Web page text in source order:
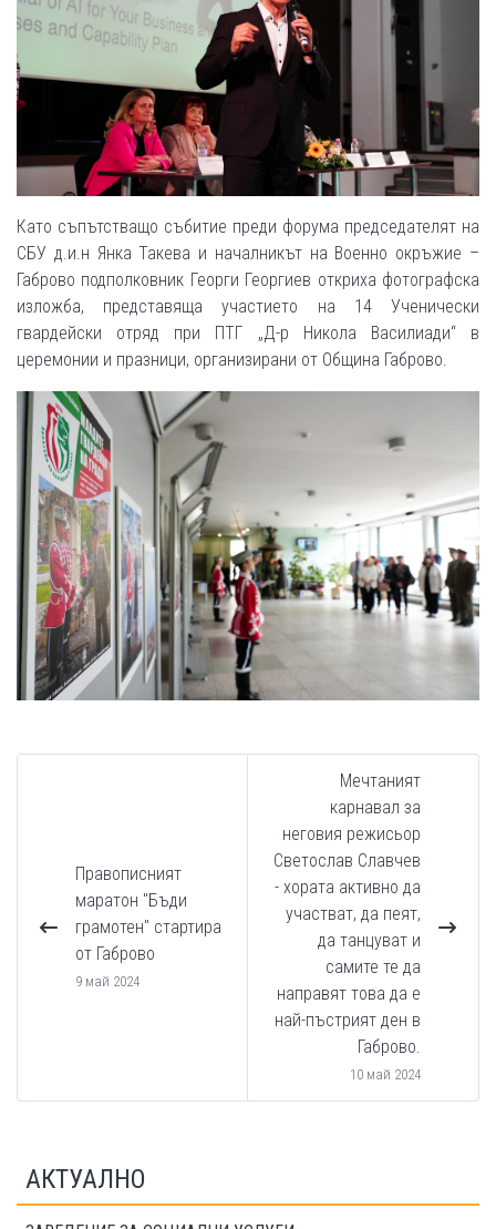
Като съпътстващо събитие преди форума председателят на
СБУ д.и.н Янка Такева и началникът на Военно окръжие –
Габрово подполковник Георги Георгиев откриха фотографска
изложба, представяща участието на 14 Ученически
гвардейски отряд при ПТГ „Д-р Никола Василиади“ в
церемонии и празници, организирани от Община Габрово.
Правописният
маратон "Бъди
грамотен" стартира
от Габрово
9 май 2024
Мечтаният
карнавал за
неговия режисьор
Светослав Славчев
- хората активно да
участват, да пеят,
да танцуват и
самите те да
направят това да е
най-пъстрият ден в
Габрово.
10 май 2024
АКТУАЛНО